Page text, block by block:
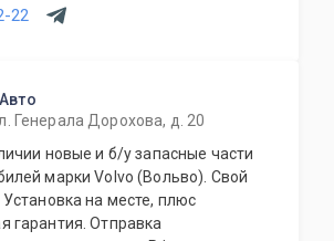
Отправка в регионы.
22
Генерала Дорохова, д. 20
новые и б/у запасные части
марки Volvo (Вольво). Свой
на месте, плюс
гарантия. Отправка